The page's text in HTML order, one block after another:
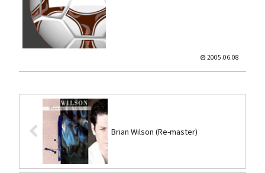
2005.06.08
Brian Wilson (Re-master)